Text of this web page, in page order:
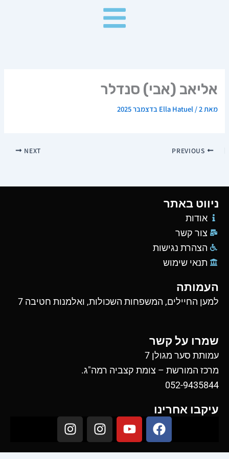
אליאב (אבי) סנדלר
מאת Ella Hatuel /2 בדצמבר 2025
NEXT
ניווט באתר
אודות
צור קשר
הצהרת נגישות
תנאי שימוש
העמותה
למען החיילים, המשפחות השכולות, ואלמנות חטיבה 7
שמרו על קשר
עמותת סער מגולן 7
מרכז המורשת – צומת קצביה רמה"ג.
052-9435844
עיקבו אחרינו
F
a
c
Y
o
u
I
n
s
I
n
s